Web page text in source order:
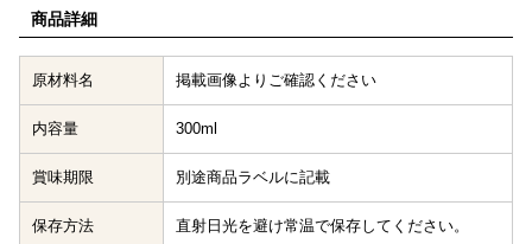
商品詳細
原材料名 掲載画像よりご確認ください
内容量 300ml
賞味期限 別途商品ラベルに記載
保存方法 直射日光を避け常温で保存してください。